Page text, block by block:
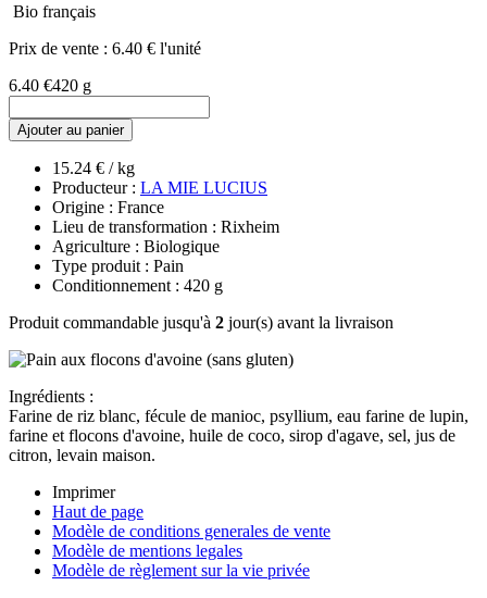
Bio français
Prix de vente : 6.40 € l'unité
6.40 €420 g
Ajouter au panier
15.24 € / kg
Producteur : LA MIE LUCIUS
Origine : France
Lieu de transformation : Rixheim
Agriculture : Biologique
Type produit : Pain
Conditionnement : 420 g
Produit commandable jusqu'à 2 jour(s) avant la livraison
Ingrédients :
Farine de riz blanc, fécule de manioc, psyllium, eau farine de lupin,
farine et flocons d'avoine, huile de coco, sirop d'agave, sel, jus de
citron, levain maison.
Imprimer
Haut de page
Modèle de conditions generales de vente
Modèle de mentions legales
Modèle de règlement sur la vie privée